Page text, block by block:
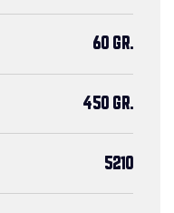
60 GR.
450 GR.
5210